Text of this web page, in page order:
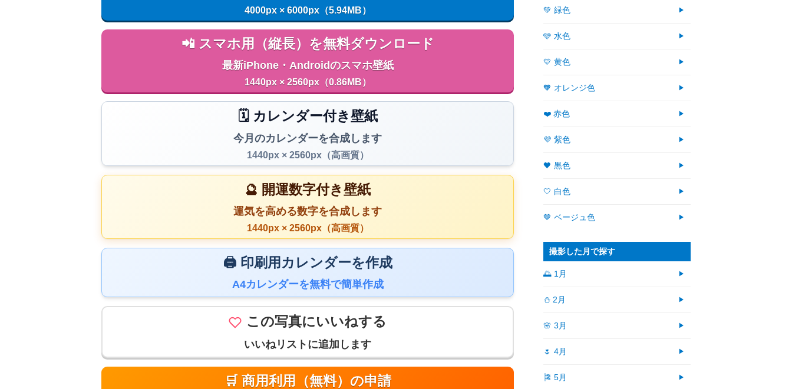
4000px × 6000px（5.94MB）
📲 スマホ用（縦長）を無料ダウンロード
最新iPhone・Androidのスマホ壁紙
1440px × 2560px（0.86MB）
🗓️ カレンダー付き壁紙
今月のカレンダーを合成します
1440px × 2560px（高画質）
🔮 開運数字付き壁紙
運気を高める数字を合成します
1440px × 2560px（高画質）
🖨️ 印刷用カレンダーを作成
A4カレンダーを無料で簡単作成
この写真にいいねする
いいねリストに追加します
🛒 商用利用（無料）の申請
💚 緑色
🩵 水色
💛 黄色
🧡 オレンジ色
❤️ 赤色
💜 紫色
🖤 黒色
🤍 白色
🤎 ベージュ色
撮影した月で探す
🌅 1月
⛄ 2月
🌸 3月
🌷 4月
🎏 5月